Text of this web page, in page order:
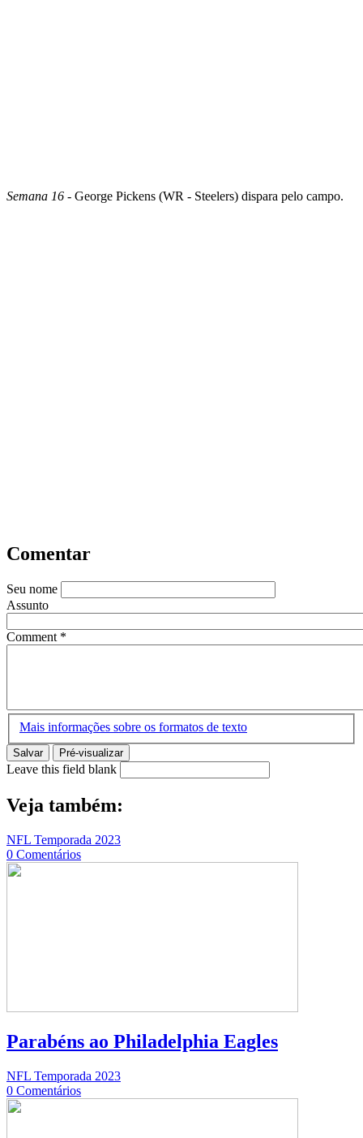
Semana 16 - George Pickens (WR - Steelers) dispara pelo campo.
Comentar
Seu nome
Assunto
Comment *
Mais informações sobre os formatos de texto
Salvar Pré-visualizar
Leave this field blank
Veja também:
NFL Temporada 2023
0 Comentários
Parabéns ao Philadelphia Eagles
NFL Temporada 2023
0 Comentários